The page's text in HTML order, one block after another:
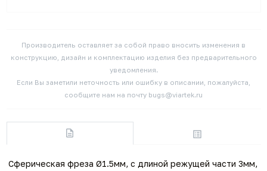
Производитель оставляет за собой право вносить изменения в
конструкцию, дизайн и комплектацию изделия без предварительного
уведомления.
Если Вы заметили неточность или ошибку в описании, пожалуйста,
сообщите нам на почту bugs@viartek.ru
Сферическая фреза Ø1.5мм, с длиной режущей части 3мм,